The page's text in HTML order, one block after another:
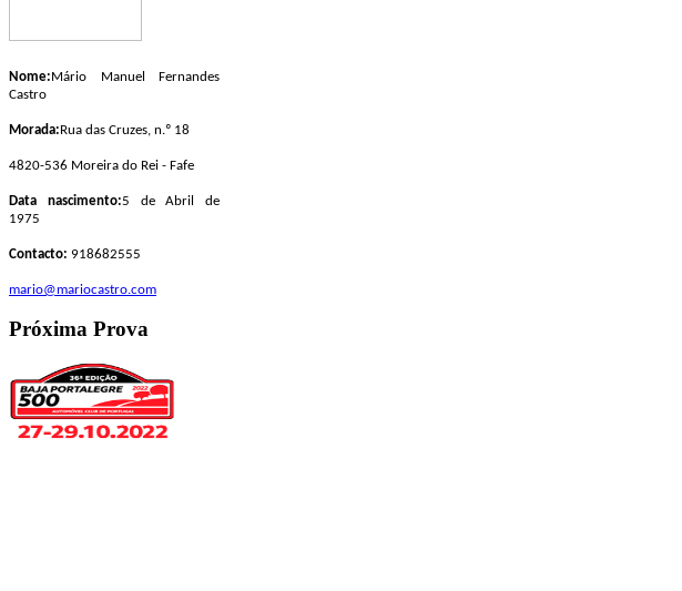
Nome:Mário Manuel Fernandes
Castro
Morada:Rua das Cruzes, n.º 18
4820-536 Moreira do Rei - Fafe
Data nascimento:5 de Abril de
1975
Contacto: 918682555
mario@mariocastro.com
Próxima Prova